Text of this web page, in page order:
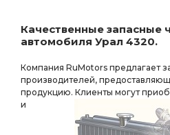
РЕДУКТОР СРЕДНЕГО
торц. шлицами
необходимы ПД АЗ УРАЛ
i=7.49 49 зуб МОСТА i=7.49
Качественные запасные
автомобиля Урал 4320.
Компания RuMotors предлагает
производителей,
продукцию. Клиенты могут
и